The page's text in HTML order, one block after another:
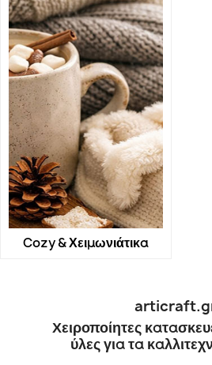
Cozy & Χειμωνιάτικα
Χειροποίητες
ύλες για τα